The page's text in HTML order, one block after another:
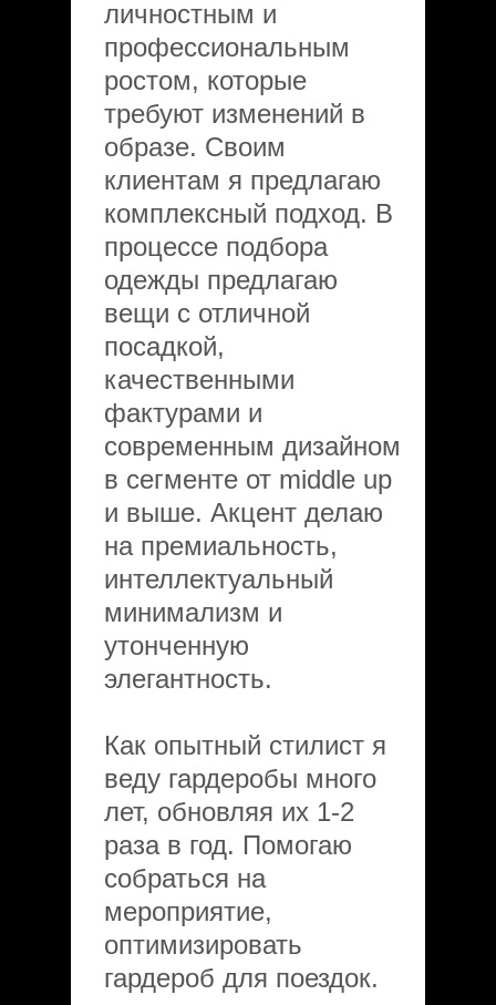
личностным и
профессиональным
ростом, которые
требуют изменений в
образе. Своим
клиентам я предлагаю
комплексный подход. В
процессе подбора
одежды предлагаю
вещи с отличной
посадкой,
качественными
фактурами и
современным дизайном
в сегменте от middle up
и выше. Акцент делаю
на премиальность,
интеллектуальный
минимализм и
утонченную
элегантность.
Как опытный стилист я
веду гардеробы много
лет, обновляя их 1-2
раза в год. Помогаю
собраться на
мероприятие,
оптимизировать
гардероб для поездок.